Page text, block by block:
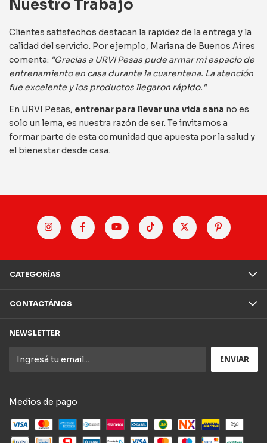
Nuestro Trabajo
Clientes satisfechos destacan la rapidez de la entrega y la
calidad del servicio. Por ejemplo, Mariana de Buenos Aires
comenta: "Gracias a URVI Pesas pude armar mi espacio de
entrenamiento en casa durante la cuarentena. La atención
fue excelente y los productos llegaron rápido."
En URVI Pesas, entrenar para llevar una vida sana no es
solo un lema, es nuestra razón de ser. Te invitamos a
formar parte de esta comunidad que apuesta por la salud y
el bienestar desde casa.
CATEGORÍAS
CONTACTÁNOS
NEWSLETTER
Medios de pago